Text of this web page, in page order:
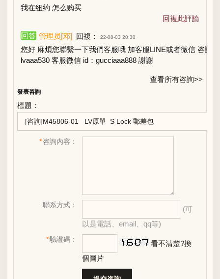
我在纽约 怎么购买
回複此評論
回答 管理员[邓] 回複： 22-08-03 20:30
您好 麻煩您聯繫一下我們客服哦 加客服LINE或者微信 咨詢
lvaaa530 客服微信 id：gucciaaa888 謝謝
查看所有咨詢>>
發表咨詢
標題：
*咨詢內容：
聯系方式：
(可
以是電話、email、qq等)
*驗證碼：
看不清楚?換
個圖片